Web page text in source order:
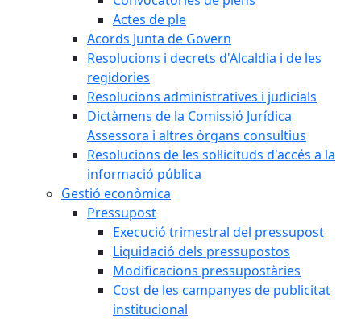
Actes de ple
Acords Junta de Govern
Resolucions i decrets d'Alcaldia i de les
regidories
Resolucions administratives i judicials
Dictàmens de la Comissió Jurídica
Assessora i altres òrgans consultius
Resolucions de les sol·licituds d'accés a la
informació pública
Gestió econòmica
Pressupost
Execució trimestral del pressupost
Liquidació dels pressupostos
Modificacions pressupostàries
Cost de les campanyes de publicitat
institucional